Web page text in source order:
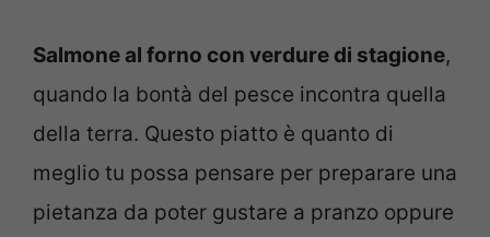
Salmone al forno con verdure di stagione,
quando la bontà del pesce incontra quella
della terra. Questo piatto è quanto di
meglio tu possa pensare per preparare una
pietanza da poter gustare a pranzo oppure